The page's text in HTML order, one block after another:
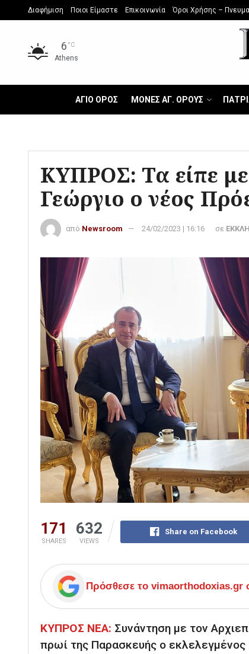
Διαφήμιση Ποιοι Είμαστε Επικοινωνία Όροι Χρήσης –
6 °C
Athens
ΑΓΙΟ ΟΡΟΣ ΜΟΝΕΣ ΑΓ. ΟΡΟΥΣ
ΚΥΠΡΟΣ: Τα είπε
Γεώργιο ο νέος
από Newsroom 24/02/2023 | 16:16 σε
171
SHARES
632
VIEWS
Share on Facebook
Πρόσθεσε το vimaorthodoxias.gr
ΚΥΠΡΟΣ ΝΕΑ: Συνάντηση με τον
πρωί της Παρασκευής ο